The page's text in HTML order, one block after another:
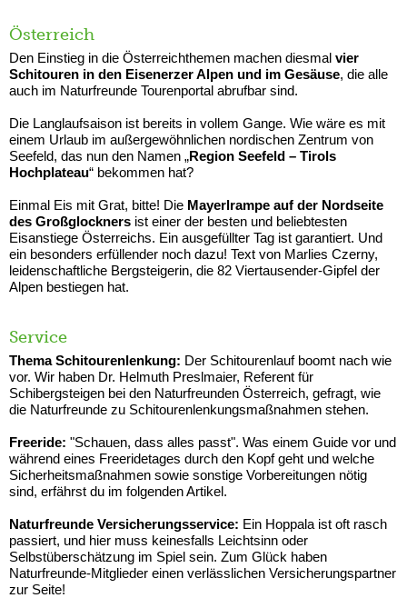
Österreich
Den Einstieg in die Österreichthemen machen diesmal vier
Schitouren in den Eisenerzer Alpen und im Gesäuse, die alle
auch im Naturfreunde Tourenportal abrufbar sind.
Die Langlaufsaison ist bereits in vollem Gange. Wie wäre es mit
einem Urlaub im außergewöhnlichen nordischen Zentrum von
Seefeld, das nun den Namen „Region Seefeld – Tirols
Hochplateau“ bekommen hat?
Einmal Eis mit Grat, bitte! Die Mayerlrampe auf der Nordseite
des Großglockners ist einer der besten und beliebtesten
Eisanstiege Österreichs. Ein ausgefüllter Tag ist garantiert. Und
ein besonders erfüllender noch dazu! Text von Marlies Czerny,
leidenschaftliche Bergsteigerin, die 82 Viertausender-Gipfel der
Alpen bestiegen hat.
Service
Thema Schitourenlenkung: Der Schitourenlauf boomt nach wie
vor. Wir haben Dr. Helmuth Preslmaier, Referent für
Schibergsteigen bei den Naturfreunden Österreich, gefragt, wie
die Naturfreunde zu Schitourenlenkungsmaßnahmen stehen.
Freeride: "Schauen, dass alles passt". Was einem Guide vor und
während eines Freeridetages durch den Kopf geht und welche
Sicherheitsmaßnahmen sowie sonstige Vorbereitungen nötig
sind, erfährst du im folgenden Artikel.
Naturfreunde Versicherungsservice: Ein Hoppala ist oft rasch
passiert, und hier muss keinesfalls Leichtsinn oder
Selbstüberschätzung im Spiel sein. Zum Glück haben
Naturfreunde-Mitglieder einen verlässlichen Versicherungspartner
zur Seite!